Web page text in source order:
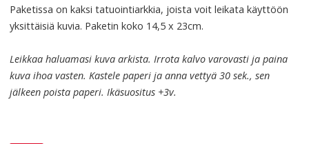
Paketissa on kaksi tatuointiarkkia, joista voit leikata käyttöön
yksittäisiä kuvia. Paketin koko 14,5 x 23cm.
Leikkaa haluamasi kuva arkista. Irrota kalvo varovasti ja paina
kuva ihoa vasten.Kastele paperi ja anna vettyä 30 sek., sen
jälkeen poista paperi. Ikäsuositus +3v.